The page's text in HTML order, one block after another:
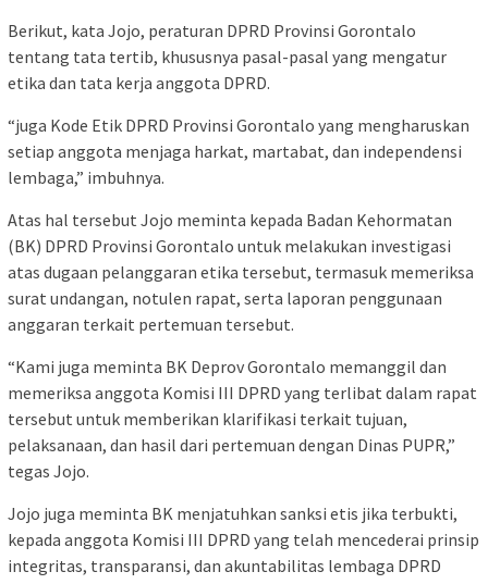
Berikut, kata Jojo, peraturan DPRD Provinsi Gorontalo
tentang tata tertib, khususnya pasal-pasal yang mengatur
etika dan tata kerja anggota DPRD.
“juga Kode Etik DPRD Provinsi Gorontalo yang mengharuskan
setiap anggota menjaga harkat, martabat, dan independensi
lembaga,” imbuhnya.
Atas hal tersebut Jojo meminta kepada Badan Kehormatan
(BK) DPRD Provinsi Gorontalo untuk melakukan investigasi
atas dugaan pelanggaran etika tersebut, termasuk memeriksa
surat undangan, notulen rapat, serta laporan penggunaan
anggaran terkait pertemuan tersebut.
“Kami juga meminta BK Deprov Gorontalo memanggil dan
memeriksa anggota Komisi III DPRD yang terlibat dalam rapat
tersebut untuk memberikan klarifikasi terkait tujuan,
pelaksanaan, dan hasil dari pertemuan dengan Dinas PUPR,”
tegas Jojo.
Jojo juga meminta BK menjatuhkan sanksi etis jika terbukti,
kepada anggota Komisi III DPRD yang telah mencederai prinsip
integritas, transparansi, dan akuntabilitas lembaga DPRD